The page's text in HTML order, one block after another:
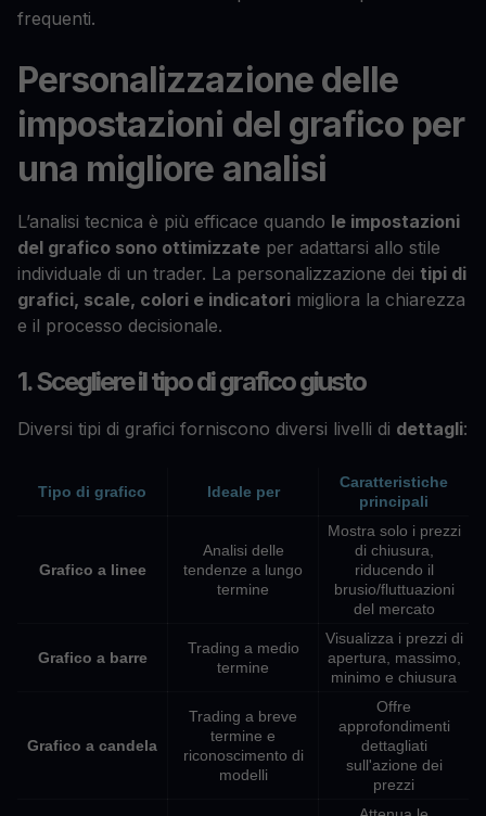
frequenti.
Personalizzazione delle
impostazioni del grafico per
una migliore analisi
L’analisi tecnica è più efficace quando le impostazioni
del grafico sono ottimizzate per adattarsi allo stile
individuale di un trader. La personalizzazione dei tipi di
grafici, scale, colori e indicatori migliora la chiarezza
e il processo decisionale.
1. Scegliere il tipo di grafico giusto
Diversi tipi di grafici forniscono diversi livelli di dettagli:
Tipo di grafico Ideale per
Caratteristiche
principali
Grafico a linee
Analisi delle
tendenze a lungo
termine
Mostra solo i prezzi
di chiusura,
riducendo il
brusio/fluttuazioni
del mercato
Grafico a barre
Trading a medio
termine
Visualizza i prezzi di
apertura, massimo,
minimo e chiusura
Grafico a candela
Trading a breve
termine e
riconoscimento di
modelli
Offre
approfondimenti
dettagliati
sull'azione dei
prezzi